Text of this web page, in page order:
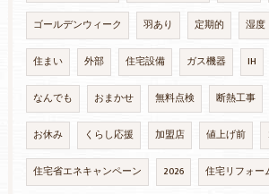
ゴールデンウィーク 羽あり 定期的 湿度
住まい 外部 住宅設備 ガス機器 IH
なんでも おまかせ 無料点検 断熱工事
お休み くらし応援 加盟店 値上げ前
住宅省エネキャンペーン 2026 住宅リフォー